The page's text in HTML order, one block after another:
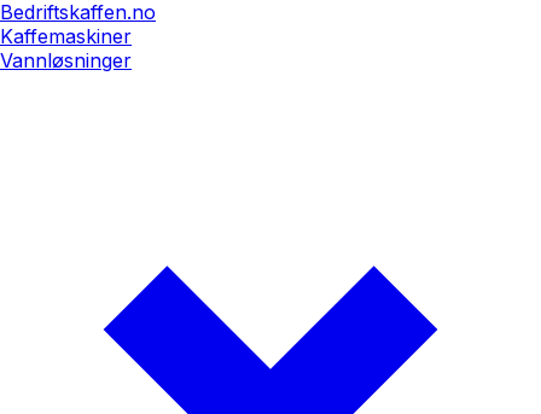
Bedriftskaffen.no
Kaffemaskiner
Vannløsninger